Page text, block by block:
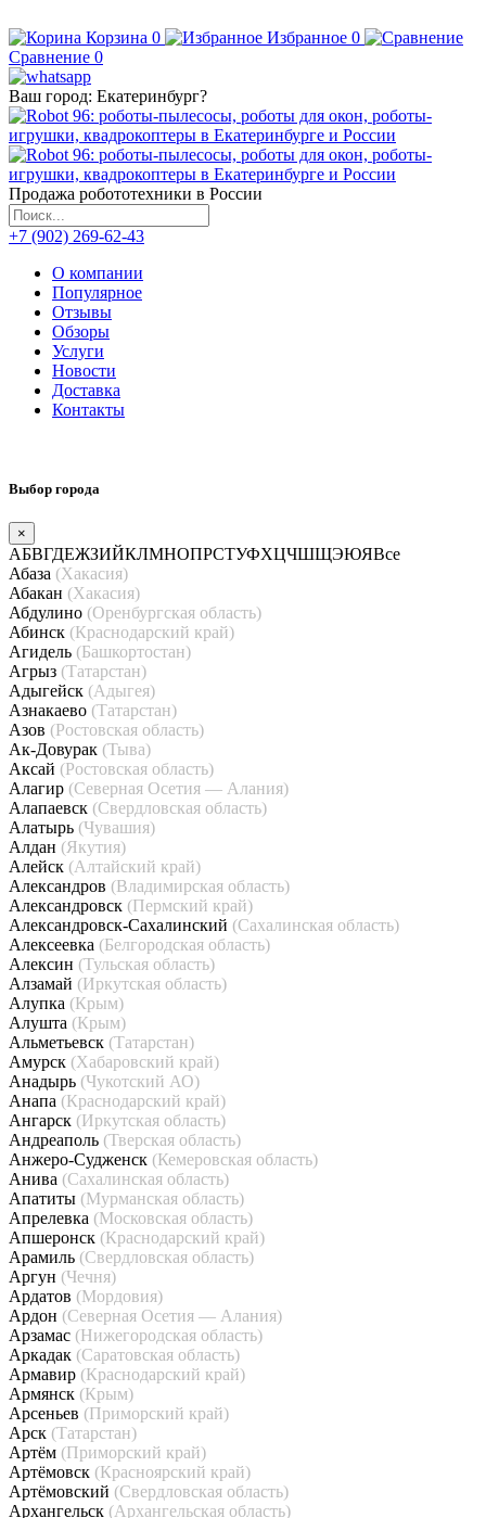
Корзина 0 Избранное 0
Сравнение 0
Ваш город: Екатеринбург?
Продажа робототехники в России
+7 (902) 269-62-43
О компании
Популярное
Отзывы
Обзоры
Услуги
Новости
Доставка
Контакты
Выбор города
×
АБВГДЕЖЗИЙКЛМНОПРСТУФХЦЧШЩЭЮЯВсе
Абаза (Хакасия)
Абакан (Хакасия)
Абдулино (Оренбургская область)
Абинск (Краснодарский край)
Агидель (Башкортостан)
Агрыз (Татарстан)
Адыгейск (Адыгея)
Азнакаево (Татарстан)
Азов (Ростовская область)
Ак-Довурак (Тыва)
Аксай (Ростовская область)
Алагир (Северная Осетия — Алания)
Алапаевск (Свердловская область)
Алатырь (Чувашия)
Алдан (Якутия)
Алейск (Алтайский край)
Александров (Владимирская область)
Александровск (Пермский край)
Александровск-Сахалинский (Сахалинская область)
Алексеевка (Белгородская область)
Алексин (Тульская область)
Алзамай (Иркутская область)
Алупка (Крым)
Алушта (Крым)
Альметьевск (Татарстан)
Амурск (Хабаровский край)
Анадырь (Чукотский АО)
Анапа (Краснодарский край)
Ангарск (Иркутская область)
Андреаполь (Тверская область)
Анжеро-Судженск (Кемеровская область)
Анива (Сахалинская область)
Апатиты (Мурманская область)
Апрелевка (Московская область)
Апшеронск (Краснодарский край)
Арамиль (Свердловская область)
Аргун (Чечня)
Ардатов (Мордовия)
Ардон (Северная Осетия — Алания)
Арзамас (Нижегородская область)
Аркадак (Саратовская область)
Армавир (Краснодарский край)
Армянск (Крым)
Арсеньев (Приморский край)
Арск (Татарстан)
Артём (Приморский край)
Артёмовск (Красноярский край)
Артёмовский (Свердловская область)
Архангельск (Архангельская область)